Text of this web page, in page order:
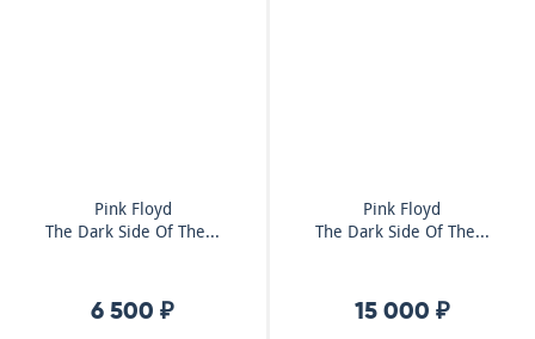
Pink Floyd
The Dark Side Of The...
6 500 ₽
Pink Floyd
The Dark Side Of The...
15 000 ₽